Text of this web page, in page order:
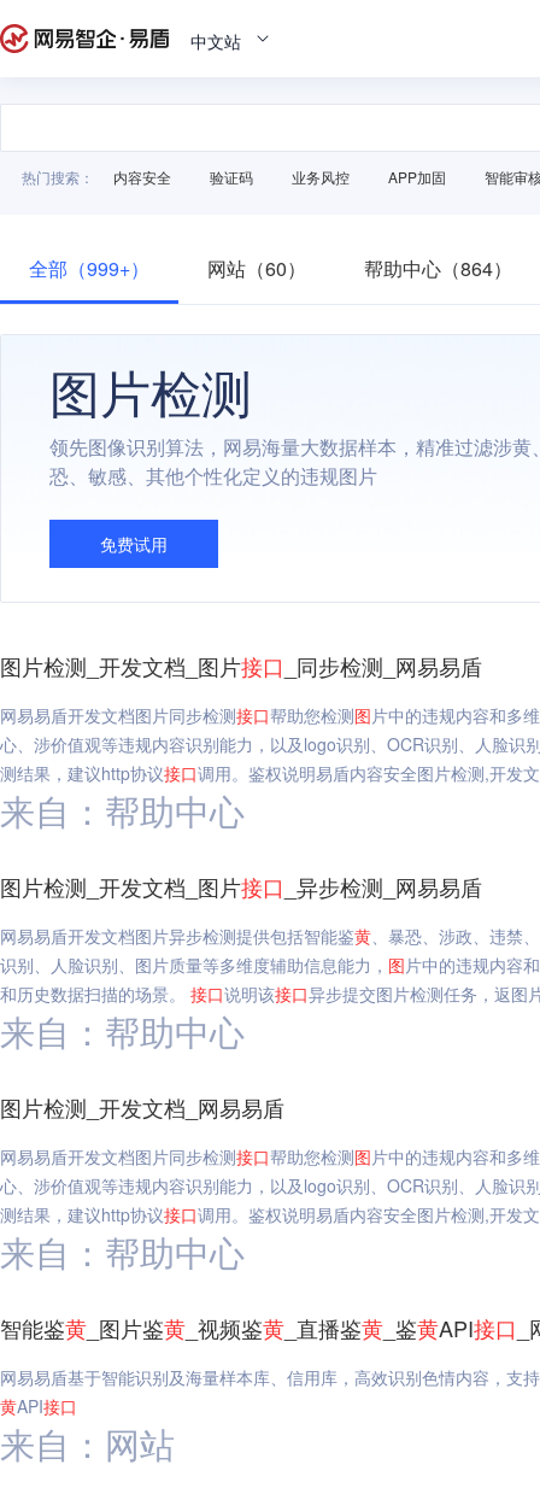
中文站
热门搜索： 内容安全 验证码 业务风控 APP加固 智能审
全部（999+） 网站（60） 帮助中心（864）
图片检测
领先图像识别算法，网易海量大数据样本，精准过滤涉黄
恐、敏感、其他个性化定义的违规图片
免费试用
图片检测_开发文档_图片接口 _同步检测_网易易盾
网易易盾开发文档图片同步检测接口帮助您检测图片中的违规内容和多
心、涉价值观等违规内容识别能力，以及logo识别、OCR识别、人脸识
测结果，建议http协议接口调用。鉴权说明易盾内容安全图片检测,开发
来自：帮助中心
图片检测_开发文档_图片接口 _异步检测_网易易盾
网易易盾开发文档图片异步检测提供包括智能鉴黄、暴恐、涉政、违禁
识别、人脸识别、图片质量等多维度辅助信息能力， 图片中的违规内容
和历史数据扫描的场景。 接口说明该接口异步提交图片检测任务，返图
来自：帮助中心
图片检测_开发文档_网易易盾
网易易盾开发文档图片同步检测接口帮助您检测图片中的违规内容和多
心、涉价值观等违规内容识别能力，以及logo识别、OCR识别、人脸识
测结果，建议http协议接口调用。鉴权说明易盾内容安全图片检测,开发
来自：帮助中心
智能鉴黄 _图片鉴黄 _视频鉴黄 _直播鉴黄 _鉴黄API接口
网易易盾基于智能识别及海量样本库、信用库，高效识别色情内容，支
黄API接口
来自：网站